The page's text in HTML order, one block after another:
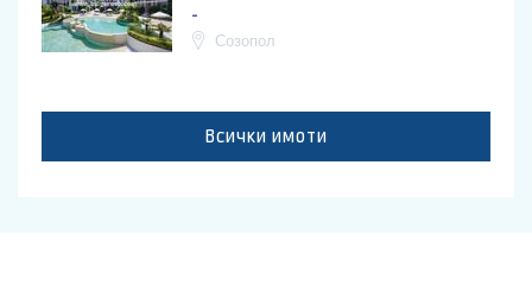
-
Созопол
Всички имоти